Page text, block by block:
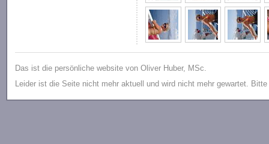
Das ist die persönliche website von Oliver Huber, MSc.
Leider ist die Seite nicht mehr aktuell und wird nicht mehr gewartet.